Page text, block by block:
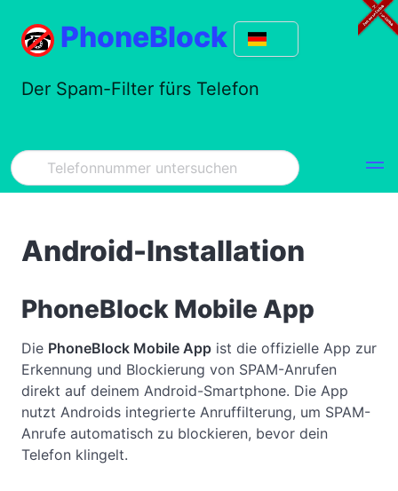
PhoneBlock
Der Spam-Filter fürs Telefon
Android-Installation
PhoneBlock Mobile App
Die PhoneBlock Mobile App ist die offizielle App zur
Erkennung und Blockierung von SPAM-Anrufen
direkt auf deinem Android-Smartphone. Die App
nutzt Androids integrierte Anruffilterung, um SPAM-
Anrufe automatisch zu blockieren, bevor dein
Telefon klingelt.